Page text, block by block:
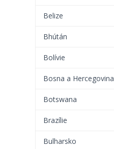
Belize
Bhútán
Bolívie
Bosna a Hercegovina
Botswana
Brazílie
Bulharsko